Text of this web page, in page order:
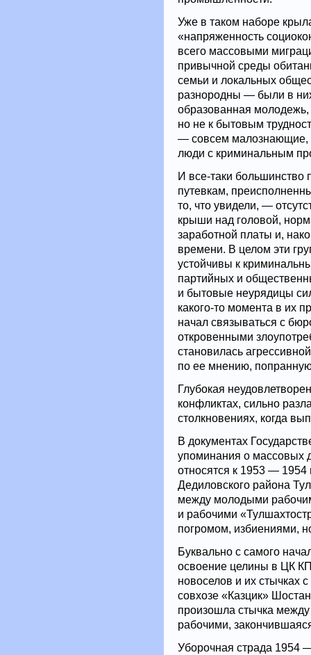
Уже в таком наборе
«напряженность
всего массовыми
привычной среды
семьи и локальных
разнородны — были в
образованная молодежь,
но не к бытовым
— совсем малознающие,
люди с криминальным
И все-таки большинство
путевкам,
то, что увидели, —
крыши над головой,
заработной платы и,
времени. В целом эти
устойчивы к
партийных и
и бытовые неурядицы
какого-то момента в их
начал связываться с
откровенными
становилась
по ее мнению,
Глубокая
конфликтах, сильно
столкновениях, когда
В документах
упоминания о массовых
относятся к 1953 — 1954
Дедиловского района
между молодыми
и рабочими
погромом, избиениями,
Буквально с самого
освоение целины в ЦК
новоселов и их стычках
совхозе «Казцик»
произошла стычка
рабочими,
Уборочная страда 1954